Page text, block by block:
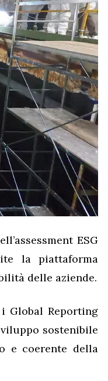
ESG
la piattaforma
delle aziende.
Global Reporting
sostenibile
e coerente della